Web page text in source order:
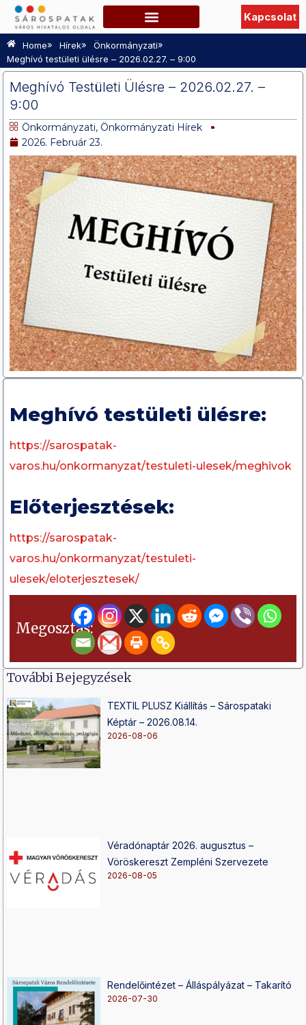
Kapcsolat
Home» Hírek» Önkormányzati»
Meghívó testületi ülésre – 2026.02.27. – 9:00
Meghívó Testületi Ülésre – 2026.02.27. –
9:00
Önkormányzati, Önkormányzati Hírek
2026. Február 23.
Meghívó testületi ülésre:
https://sarospatak-
varos.hu/onkormanyzat/testuleti-ulesek/meghivok
Előterjesztések:
https://sarospatak-
varos.hu/onkormanyzat/testuleti-
ulesek/eloterjesztesek/
Megosztás:
További Bejegyzések
TEXTIL PLUSZ Kiállítás – Sárospataki
Képtár – 2026.08.14.
2026-08-06
Véradónaptár 2026. augusztus –
Vöröskereszt Zempléni Szervezete
2026-08-05
Rendelőintézet – Álláspályázat – Takarító
2026-07-30